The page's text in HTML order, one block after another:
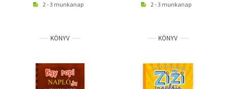
2 - 3 munkanap 2 - 3 munkanap
KÖNYV KÖNYV